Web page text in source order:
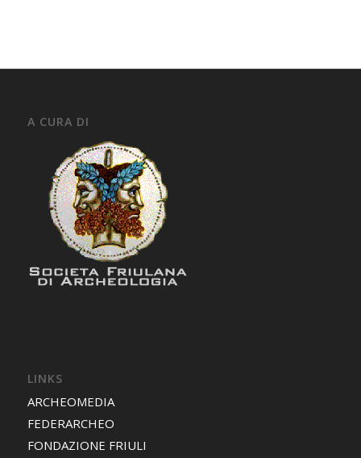
A CURA DI
LINKS
ARCHEOMEDIA
FEDERARCHEO
FONDAZIONE FRIULI